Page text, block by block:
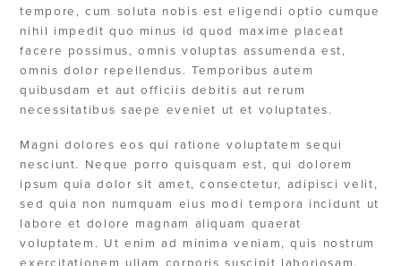
tempore, cum soluta nobis est eligendi optio cumque
nihil impedit quo minus id quod maxime placeat
facere possimus, omnis voluptas assumenda est,
omnis dolor repellendus. Temporibus autem
quibusdam et aut officiis debitis aut rerum
necessitatibus saepe eveniet ut et voluptates.
Magni dolores eos qui ratione voluptatem sequi
nesciunt. Neque porro quisquam est, qui dolorem
ipsum quia dolor sit amet, consectetur, adipisci velit,
sed quia non numquam eius modi tempora incidunt ut
labore et dolore magnam aliquam quaerat
voluptatem. Ut enim ad minima veniam, quis nostrum
exercitationem ullam corporis suscipit laboriosam,